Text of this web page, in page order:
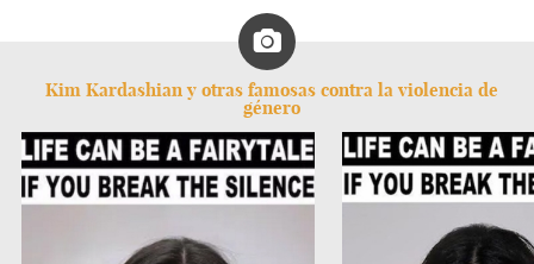
Kim Kardashian y otras famosas contra la violencia de
género